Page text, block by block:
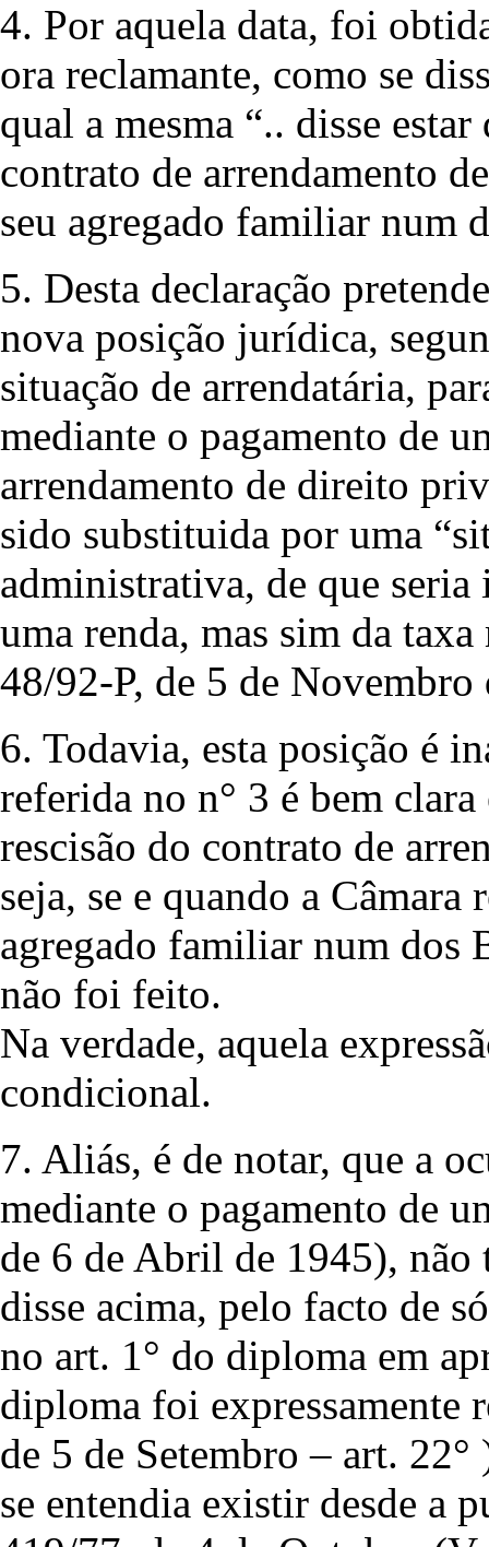
4. Por aquela data, foi
ora reclamante, como se
qual a mesma “.. disse
contrato de arrendamento
seu agregado familiar num
5. Desta declaração
nova posição jurídica,
situação de arrendatária,
mediante o pagamento de
arrendamento de direito
sido substituida por uma
administrativa, de que
uma renda, mas sim da
48/92-P, de 5 de Novembro
6. Todavia, esta posição é
referida no n° 3 é bem
rescisão do contrato de
seja, se e quando a Câmara
agregado familiar num dos
não foi feito.
Na verdade, aquela
condicional.
7. Aliás, é de notar, que a
mediante o pagamento de
de 6 de Abril de 1945), não
disse acima, pelo facto de
no art. 1° do diploma em
diploma foi expressamente
de 5 de Setembro – art.
se entendia existir desde a